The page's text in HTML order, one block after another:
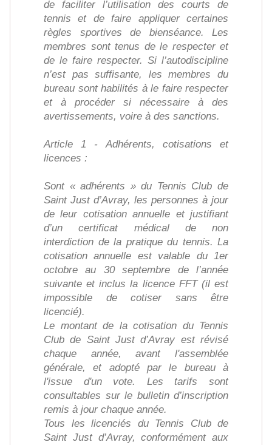
de faciliter l’utilisation des courts de
tennis et de faire appliquer certaines
règles sportives de bienséance. Les
membres sont tenus de le respecter et
de le faire respecter. Si l’autodiscipline
n’est pas suffisante, les membres du
bureau sont habilités à le faire respecter
et à procéder si nécessaire à des
avertissements, voire à des sanctions.
Article 1 - Adhérents, cotisations et
licences :
Sont « adhérents » du Tennis Club de
Saint Just d’Avray, les personnes à jour
de leur cotisation annuelle et justifiant
d’un certificat médical de non
interdiction de la pratique du tennis. La
cotisation annuelle est valable du 1er
octobre au 30 septembre de l’année
suivante et inclus la licence FFT (il est
impossible de cotiser sans être
licencié).
Le montant de la cotisation du Tennis
Club de Saint Just d’Avray est révisé
chaque année, avant l'assemblée
générale, et adopté par le bureau à
l'issue d'un vote. Les tarifs sont
consultables sur le bulletin d’inscription
remis à jour chaque année.
Tous les licenciés du Tennis Club de
Saint Just d’Avray, conformément aux